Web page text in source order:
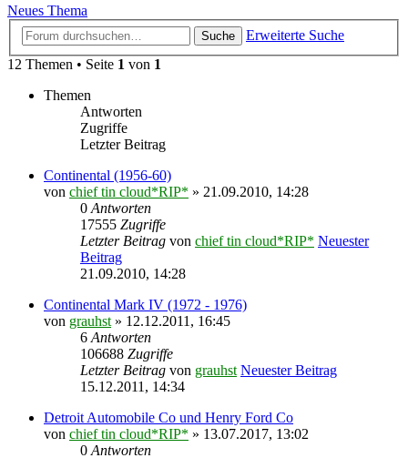
Neues Thema
Suche
Erweiterte Suche
12 Themen • Seite 1 von 1
Themen
Antworten
Zugriffe
Letzter Beitrag
Continental (1956-60)
von chief tin cloud*RIP* » 21.09.2010, 14:28
0 Antworten
17555 Zugriffe
Letzter Beitrag von chief tin cloud*RIP* Neuester
Beitrag
21.09.2010, 14:28
Continental Mark IV (1972 - 1976)
von grauhst » 12.12.2011, 16:45
6 Antworten
106688 Zugriffe
Letzter Beitrag von grauhst Neuester Beitrag
15.12.2011, 14:34
Detroit Automobile Co und Henry Ford Co
von chief tin cloud*RIP* » 13.07.2017, 13:02
0 Antworten